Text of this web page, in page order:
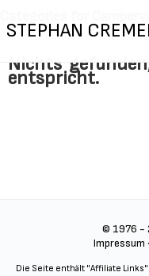
STEPHAN
Nichts
entspricht.
© 1976 -
Impressum ·
Die Seite enthält "Affiliate